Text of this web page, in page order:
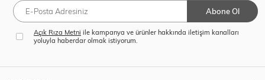
Abone Ol
Açık Rıza Metni ile kampanya ve ürünler hakkında iletişim kanalları
yoluyla haberdar olmak istiyorum.